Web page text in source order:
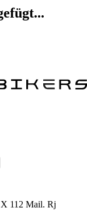
112 Mail. Rj